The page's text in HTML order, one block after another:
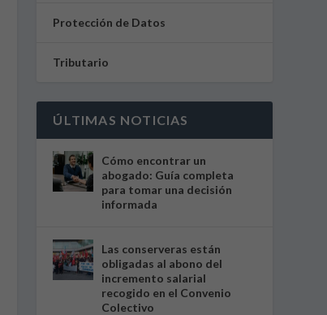
Protección de Datos
Tributario
ÚLTIMAS NOTICIAS
Cómo encontrar un
abogado: Guía completa
para tomar una decisión
informada
Las conserveras están
obligadas al abono del
incremento salarial
recogido en el Convenio
Colectivo